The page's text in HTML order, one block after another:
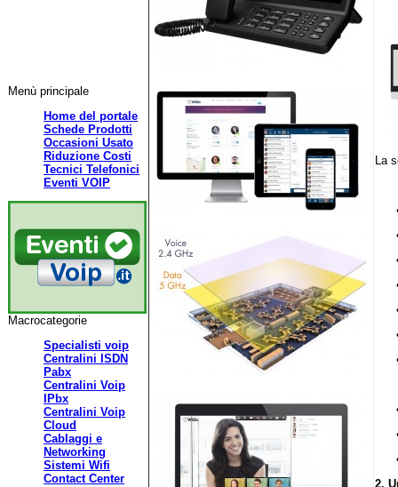
Menù principale
Home del portale
Schede Prodotti
Occasioni Usato
Riduzione Costi
Tecnici Telefonici
Eventi VOIP
Macrocategorie
Specialisti voip
Centralini ISDN
Pabx
Centralini Voip
IPbx
Centralini Voip
Cloud
Cablaggi e
Networking
Sistemi Wifi
Contact Center
La
2.